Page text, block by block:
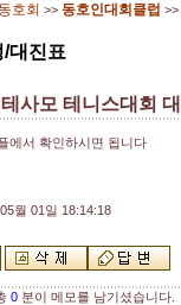
호회 >> 동호인대회클럽 >>
대진표
사모 테니스대회
에서 확인하시면 됩니다
월 01일 18:14:18
0 분이 메모를 남기셨습니다.